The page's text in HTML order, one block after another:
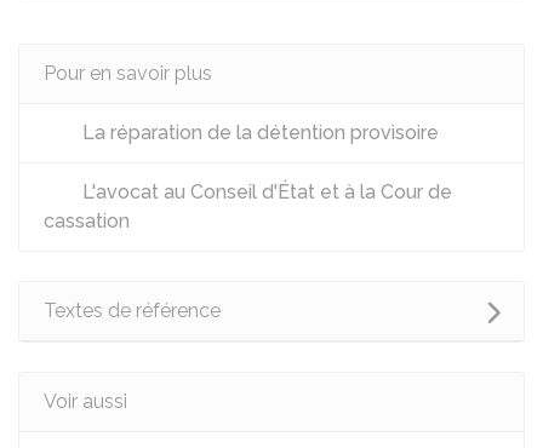
Pour en savoir plus
La réparation de la détention provisoire
L'avocat au Conseil d'État et à la Cour de
cassation
Textes de référence
Voir aussi